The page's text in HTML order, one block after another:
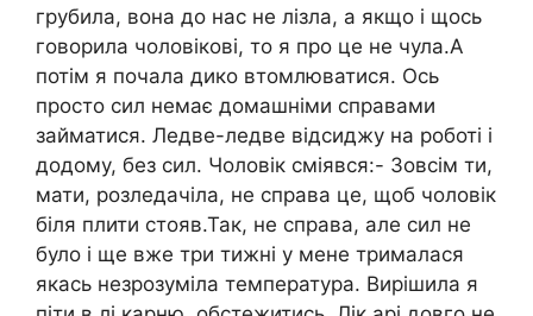
грубила, вона до нас не лізла, а якщо і щось
говорила чоловікові, то я про це не чула.А
потім я почала дико втомлюватися. Ось
просто сил немає домашніми справами
займатися. Ледве-ледве відсиджу на роботі і
додому, без сил. Чоловік сміявся:- Зовсім ти,
мати, розледачіла, не справа це, щоб чоловік
біля плити стояв.Так, не справа, але сил не
було і ще вже три тижні у мене трималася
якась незрозуміла температура. Вирішила я